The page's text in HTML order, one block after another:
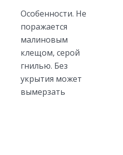
Особенности. Не
поражается
малиновым
клещом, серой
гнилью. Без
укрытия может
вымерзать